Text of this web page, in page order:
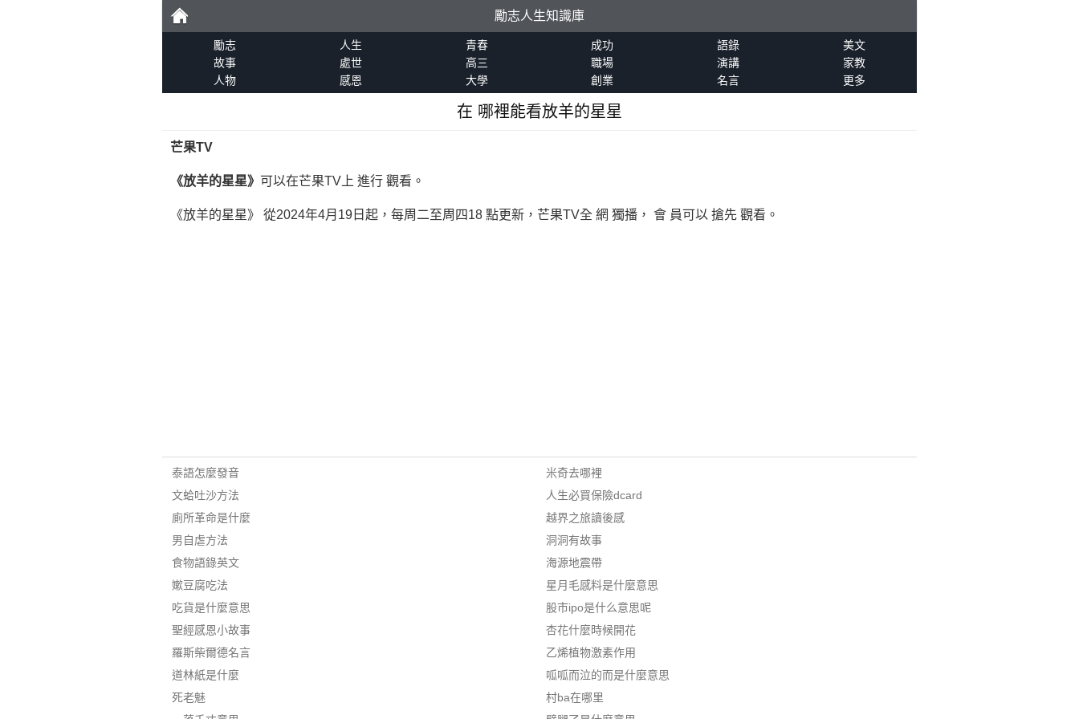
勵
勵志人生知識庫
勵志 人生 青春 成功 語錄
美文
故事
處世 高三 職場 演講
家教
人物
感恩 大學 創業 名言 更多
在 哪裡能看放羊的星星
芒果TV
《放羊的星星》 可以在芒果TV上 進行 觀看。
《放羊的星星》 從2024年4月19日起，每周二至周四18 點更新，芒果TV全 網 獨播， 會 員可以 搶先 觀看。
泰語怎麼發音
文蛤吐沙方法
廁所革命是什麼
男自虐方法
食物語錄英文
嫰豆腐吃法
吃貨是什麼意思
聖經感恩小故事
羅斯柴爾德名言
道林紙是什麼
死老魅
米奇去哪裡
人生必買保險dcard
越界之旅讀後感
洞洞有故事
海源地震帶
星月毛感料是什麼意思
股市ipo是什么意思呢
杏花什麼時候開花
乙烯植物激素作用
呱呱而泣的而是什麼意思
村ba在哪里